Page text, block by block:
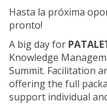
Hasta la próxima
pronto!
A big day for
Knowledge
Summit. Facilitation
offering the full
support individual